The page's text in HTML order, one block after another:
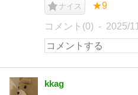
ナイス ★9
コメント(0) 2025/
kkag